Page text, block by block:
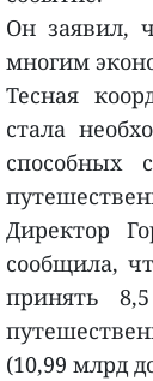
Он заявил,
многим
Тесная
стала
способных
Директор
сообщила,
принять
(10,99 млрд